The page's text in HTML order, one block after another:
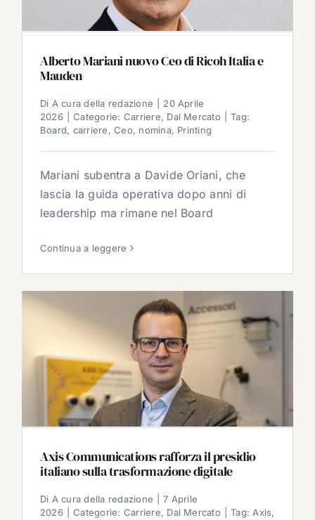
Alberto Mariani nuovo Ceo di Ricoh Italia e
Mauden
Di A cura della redazione
20 Aprile
2026
Categorie: Carriere, Dal Mercato
Tag:
Board, carriere,Ceo, nomina, Printing
Mariani subentra a Davide Oriani, che
lascia la guida operativa dopo anni di
leadership ma rimane nel Board
Continua a leggere
Axis Communications rafforza il presidio
italiano sulla trasformazione digitale
Di A cura della redazione
7 Aprile
2026
Categorie: Carriere, Dal Mercato Tag: Axis,